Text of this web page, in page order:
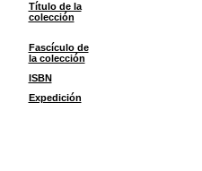
Título de la
colección
Fascículo de
la colección
ISBN
Expedición